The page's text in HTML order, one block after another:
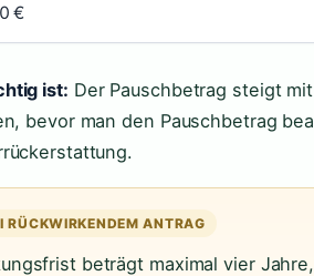
€
ist: Der Pauschbetrag steigt
bevor man den Pauschbetrag
RÜCKWIRKENDEM ANTRAG
beträgt maximal vier